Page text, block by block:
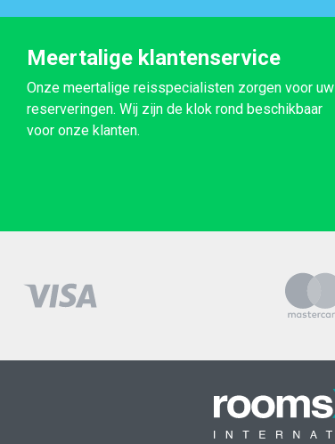
Meertalige klantenservice
Onze meertalige reisspecialisten zorgen voor uw
reserveringen. Wij zijn de klok rond beschikbaar
voor onze klanten.